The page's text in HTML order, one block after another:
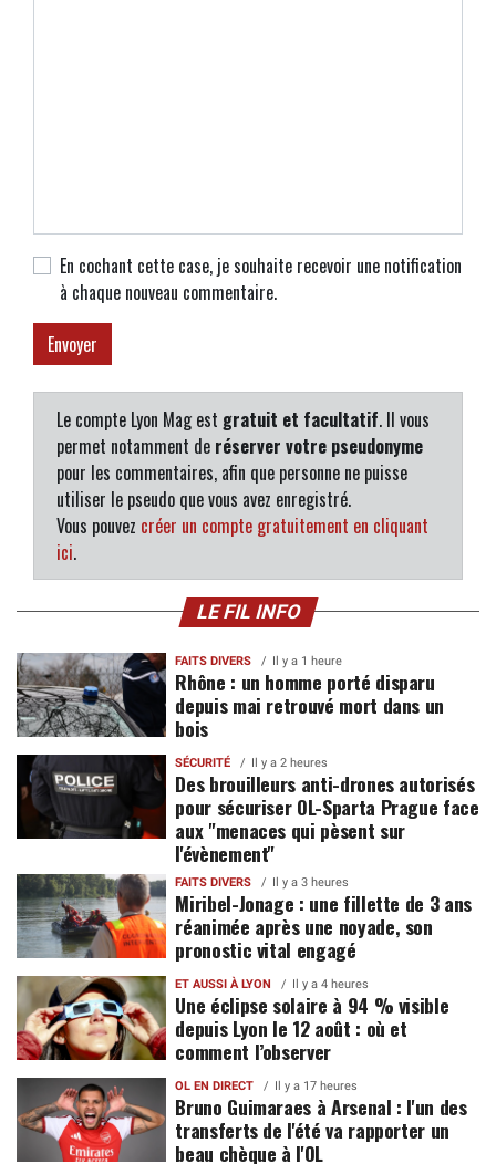
En cochant cette case, je souhaite recevoir une notification
à chaque nouveau commentaire.
Le compte Lyon Mag est gratuit et facultatif. Il vous
permet notamment de réserver votre pseudonyme
pour les commentaires, afin que personne ne puisse
utiliser le pseudo que vous avez enregistré.
Vous pouvez créer un compte gratuitement en cliquant
ici.
LE FIL INFO
FAITS DIVERS Il y a 1 heure
Rhône : un homme porté disparu
depuis mai retrouvé mort dans un
bois
SÉCURITÉ Il y a 2 heures
Des brouilleurs anti-drones autorisés
pour sécuriser OL-Sparta Prague face
aux "menaces qui pèsent sur
l'évènement"
FAITS DIVERS Il y a 3 heures
Miribel-Jonage : une fillette de 3 ans
réanimée après une noyade, son
pronostic vital engagé
ET AUSSI À LYON Il y a 4 heures
Une éclipse solaire à 94 % visible
depuis Lyon le 12 août : où et
comment l’observer
OL EN DIRECT Il y a 17 heures
Bruno Guimaraes à Arsenal : l'un des
transferts de l'été va rapporter un
beau chèque à l'OL